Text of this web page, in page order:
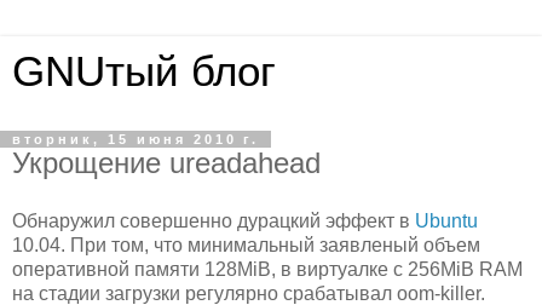
GNUтый блог
вторник, 15 июня 2010 г.
Укрощение ureadahead
Обнаружил совершенно дурацкий эффект в Ubuntu
10.04. При том, что минимальный заявленый объем
оперативной памяти 128MiB, в виртуалке с 256MiB RAM
на стадии загрузки регулярно срабатывал oom-killer.